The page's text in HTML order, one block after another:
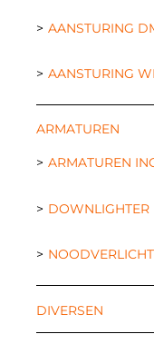
AANSTURING
AANSTURING
ARMATUREN
ARMATUREN
DOWNLIGHTER
DIVERSEN